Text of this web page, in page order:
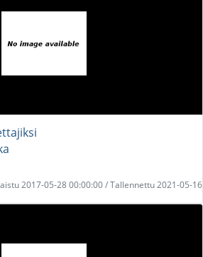
2017-05-28 00:00:00 / Tallennettu 2021-05-16